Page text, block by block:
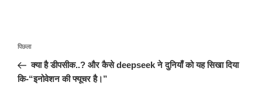
पोस्ट
पिछला
पोस्ट:
पिछला
क्या है डीपसीक..? और कैसे deepseek ने दुनियाँ को यह सिखा दिया
कि-“इनोवेशन की फ्यूचर है।”